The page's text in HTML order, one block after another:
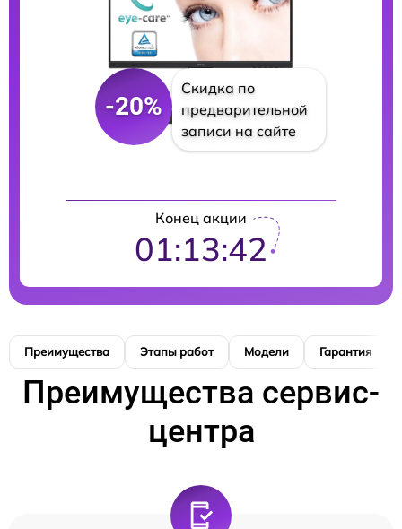
-20%
Скидка по
предварительной
записи на сайте
Конец акции
01:13:41
Преимущества Этапы работ Модели Гарантия
Преимущества сервис-
центра